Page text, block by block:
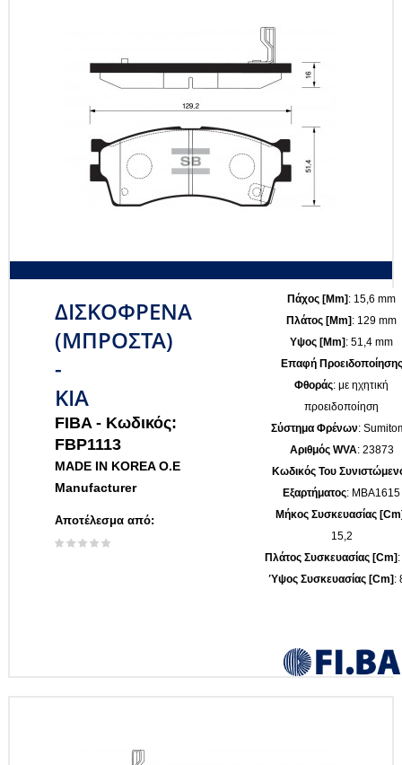
ΔΙΣΚΟΦΡΕΝΑ
(ΜΠΡΟΣΤΑ)
-
KIA
FIBA - Κωδικός:
FBP1113
MADE IN KOREA O.E
Manufacturer
Αποτέλεσμα από:
Πάχος [mm] : 15,6 mm
Πλάτος [mm] : 129 mm
Υψος [mm] : 51,4 mm
Επαφή Προειδοποίησης
Φθοράς: με ηχητική
προειδοποίηση
Σύστημα Φρένων:
Αριθμός WVA: 23873
Κωδικός Του
Εξαρτήματος: MBA1615
Μήκος Συσκευασίας
15,2
Πλάτος Συσκευασίας [cm]
Ύψος Συσκευασίας [cm] :